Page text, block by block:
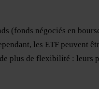
(fonds négociés en
les ETF peuvent
plus de flexibilité : leurs